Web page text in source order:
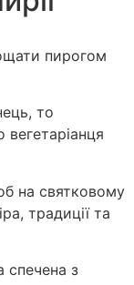
пирогом
то
на святковому
традиції та
спечена з